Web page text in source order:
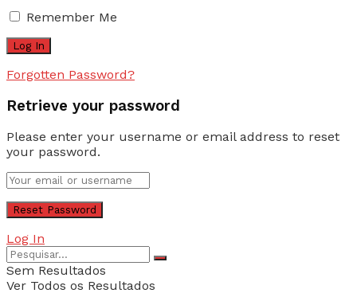
Remember Me
Forgotten Password?
Retrieve your password
Please enter your username or email address to reset
your password.
Log In
Sem Resultados
Ver Todos os Resultados